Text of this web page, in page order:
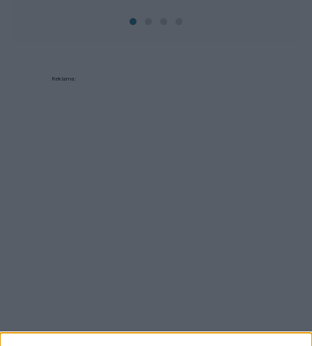
Reklama: